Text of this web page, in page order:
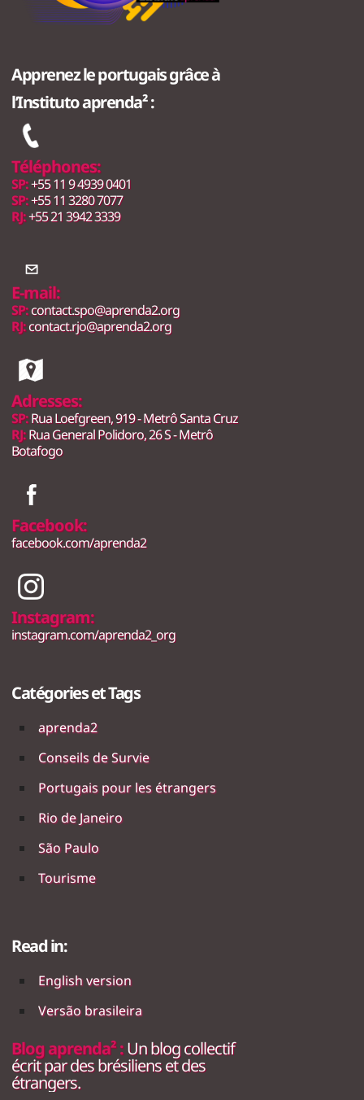
Apprenez le portugais grâce à
l’Instituto aprenda² :
Téléphones:
SP:+55 11 9 4939 0401
SP:+55 11 3280 7077
RJ:+55 21 3942 3339
E-mail:
SP:contact.spo@aprenda2.org
RJ:contact.rjo@aprenda2.org
Adresses:
SP:Rua Loefgreen, 919 - Metrô Santa Cruz
RJ:Rua General Polidoro, 26 S - Metrô
Botafogo
Facebook:
facebook.com/aprenda2
Instagram:
instagram.com/aprenda2_org
Catégories et Tags
aprenda2
Conseils de Survie
Portugais pour les étrangers
Rio de Janeiro
São Paulo
Tourisme
Read in:
English version
Versão brasileira
Blog aprenda² :Un blog collectif
écrit par des brésiliens et des
étrangers.